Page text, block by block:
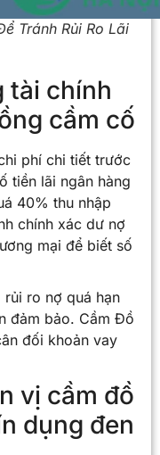
Tránh Rủi Ro Lãi
tài chính
cầm cố
phí chi tiết trước
tiền lãi ngân hàng
40% thu nhập
chính xác dư nợ
mại để biết số
rủi ro nợ quá hạn
đảm bảo. Cầm Đồ
đối khoản vay
vị cầm đồ
dụng đen